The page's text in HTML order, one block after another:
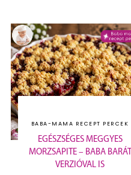
BABA-MAMA RECEPT PERCEK
EGÉSZSÉGES MEGGYES
MORZSAPITE – BABA BARÁT
VERZIÓVAL IS